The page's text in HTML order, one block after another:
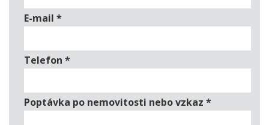
E-mail *
Telefon *
Poptávka po nemovitosti nebo vzkaz *